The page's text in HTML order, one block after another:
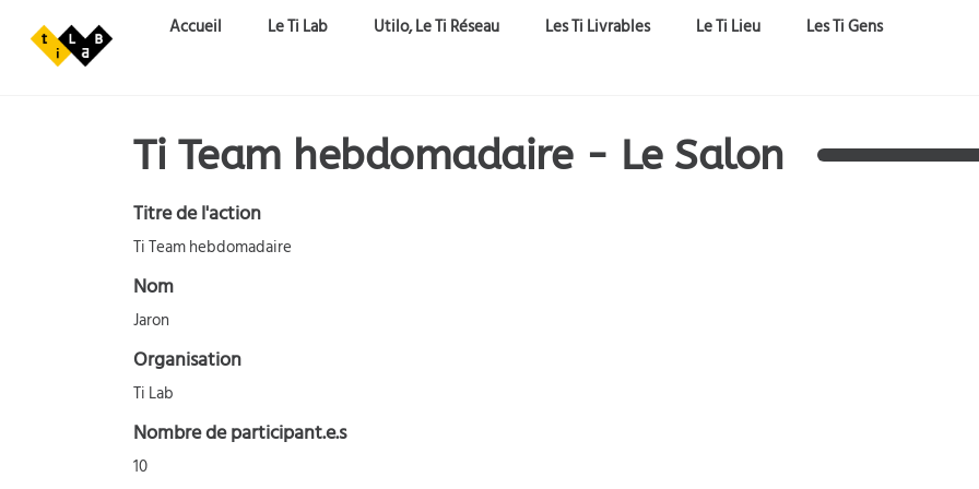
Aller au contenu principal
Accueil Le Ti Lab Utilo, Le Ti Réseau Les Ti Livrables Le Ti Lieu Les Ti Gens
Ti Team hebdomadaire - Le Salon
Titre de l'action
Ti Team hebdomadaire
Nom
Jaron
Organisation
Ti Lab
Nombre de participant.e.s
10